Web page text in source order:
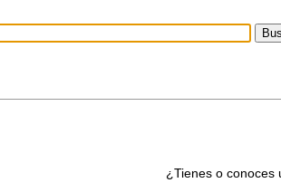
¿Tienes o conoces